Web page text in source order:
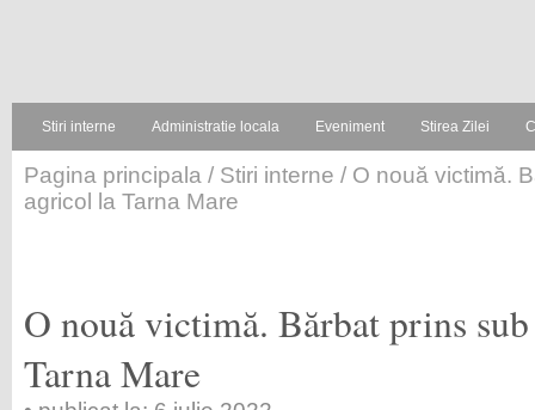
Stiri interne Administratie locala Eveniment Stirea Zilei
Pagina principala / Stiri interne / O nouă victimă.
agricol la Tarna Mare
O nouă victimă. Bărbat prins
Tarna Mare